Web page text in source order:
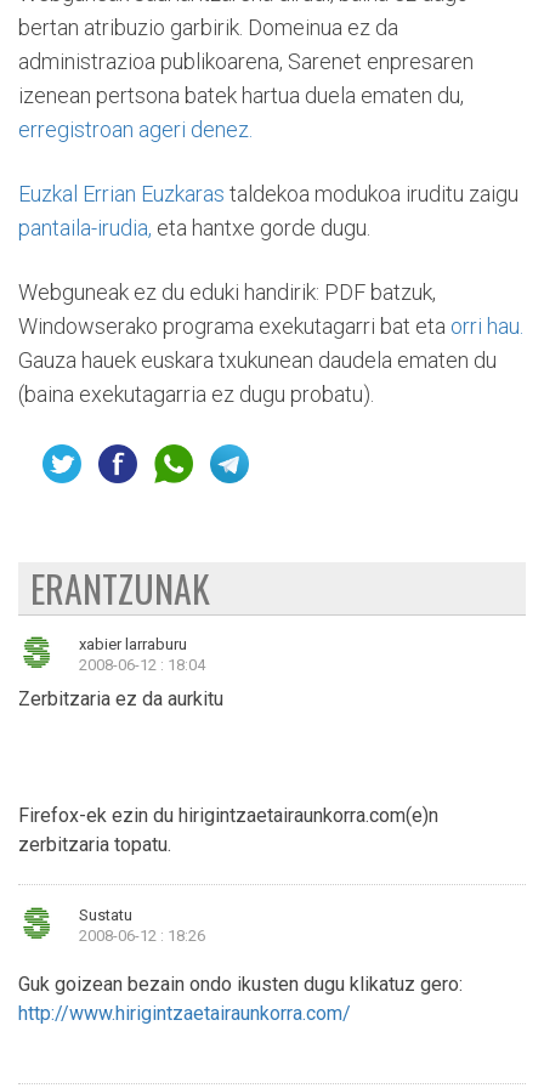
bertan atribuzio garbirik. Domeinua ez da
administrazioa publikoarena, Sarenet enpresaren
izenean pertsona batek hartua duela ematen du,
erregistroan ageri denez.
Euzkal Errian Euzkaras taldekoa modukoa iruditu zaigu
pantaila-irudia, eta hantxe gorde dugu.
Webguneak ez du eduki handirik: PDF batzuk,
Windowserako programa exekutagarri bat eta orri hau.
Gauza hauek euskara txukunean daudela ematen du
(baina exekutagarria ez dugu probatu).
ERANTZUNAK
xabier larraburu
2008-06-12 : 18:04
Zerbitzaria ez da aurkitu
Firefox-ek ezin du hirigintzaetairaunkorra.com(e)n
zerbitzaria topatu.
Sustatu
2008-06-12 : 18:26
Guk goizean bezain ondo ikusten dugu klikatuz gero:
http://www.hirigintzaetairaunkorra.com/